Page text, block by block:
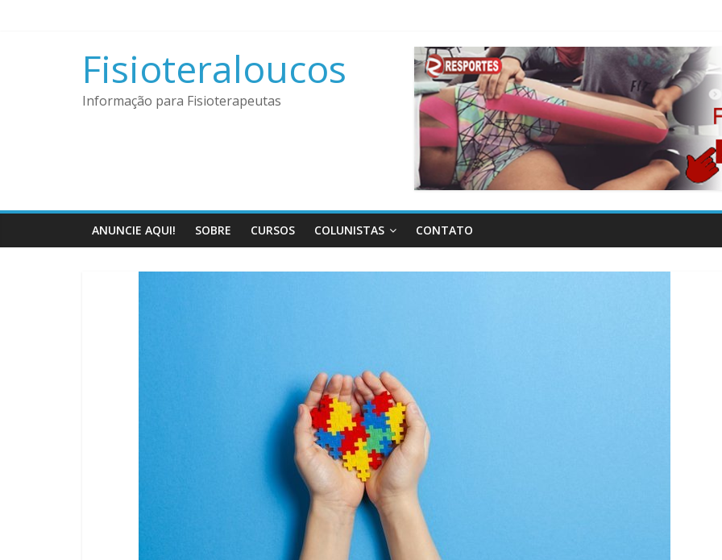
Fisioteraloucos
Informação para Fisioterapeutas
ANUNCIE AQUI! SOBRE CURSOS COLUNISTAS CONTATO